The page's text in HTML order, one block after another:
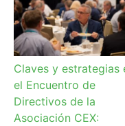
Claves y estrategias
el Encuentro de
Directivos de la
Asociación CEX: